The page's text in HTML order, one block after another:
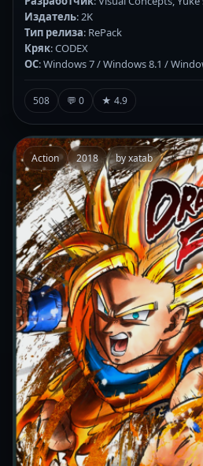
Издатель: 2K
Тип релиза: RePack
Кряк: CODEX
ОС: Windows 7 / Windows 8.1 /
508 💬 0 ★ 4.9
Action 2018 by xatab